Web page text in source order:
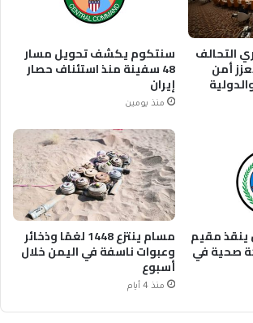
التحالف
أمن
سنتكوم يكشف تحويل مسار
48 سفينة منذ استئناف حصار
إيران
منذ يومين
ينقذ مقيم
صحية في
مسام ينتزع 1448 لغمًا وذخائر
وعبوات ناسفة في اليمن خلال
أسبوع
منذ 4 أيام